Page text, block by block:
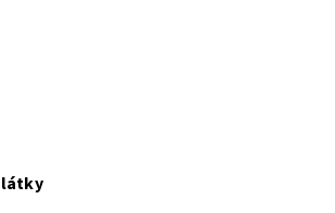
látky